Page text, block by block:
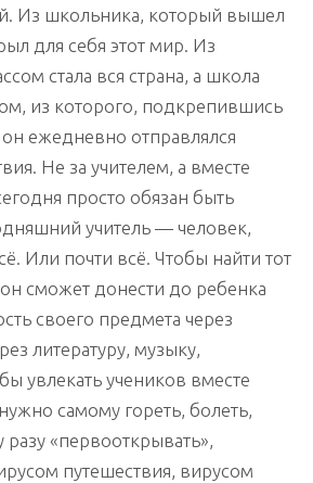
Из школьника, который вышел
для себя этот мир. Из
стала вся страна, а школа
из которого, подкрепившись
ежедневно отправлялся
Не за учителем, а вместе
просто обязан быть
учитель — человек,
Или почти всё. Чтобы найти тот
сможет донести до ребенка
своего предмета через
литературу, музыку,
увлекать учеников вместе
самому гореть, болеть,
разу «первооткрывать»,
путешествия, вирусом